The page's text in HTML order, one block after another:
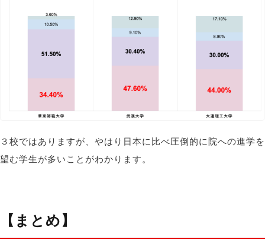
３校ではありますが、やはり日本に比べ圧倒的に院への進学を
望む学生が多いことがわかります。
【まとめ】